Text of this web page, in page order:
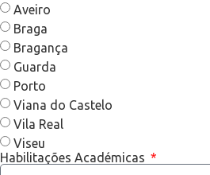
Aveiro
Braga
Bragança
Guarda
Porto
Viana do Castelo
Vila Real
Viseu
Habilitações Académicas